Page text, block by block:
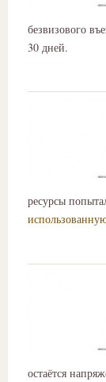
безвизового
30 дней.
ресурсы
остаётся